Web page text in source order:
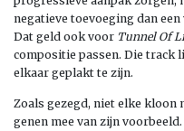
negatieve toevoeging dan
Dat geld ook voor Tunnel Of
compositie passen. Die track
elkaar geplakt te zijn.
Zoals gezegd, niet elke kloon
genen mee van zijn